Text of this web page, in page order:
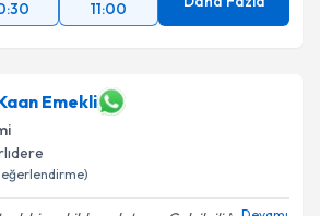
11:00
Emekli